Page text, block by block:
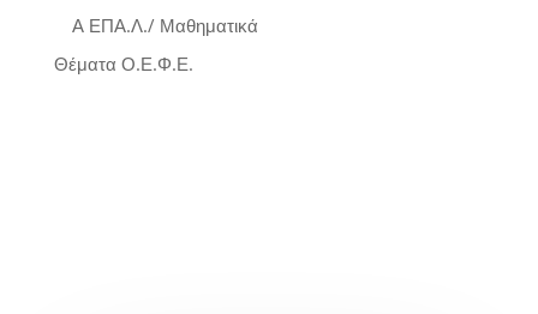
Α ΕΠΑ.Λ./ Μαθηματικά
Θέματα Ο.Ε.Φ.Ε.